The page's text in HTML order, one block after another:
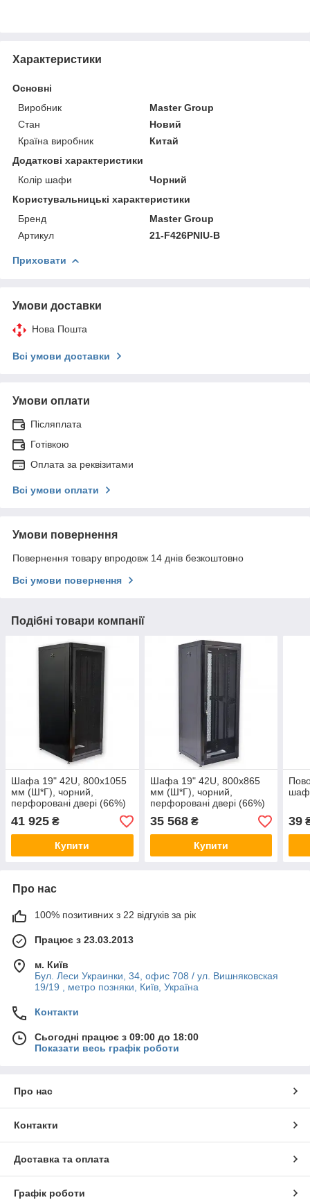
Характеристики
Основні
Виробник
Master Group
Стан
Новий
Країна виробник
Китай
Додаткові характеристики
Колір шафи
Чорний
Користувальницькі характеристики
Бренд
Master Group
Артикул
21-F426PNIU-B
Приховати
Умови доставки
Нова Пошта
Всі умови доставки
Умови оплати
Післяплата
Готівкою
Оплата за реквізитами
Всі умови оплати
Умови повернення
Повернення товару впродовж 14 днів безкоштовно
Всі умови повернення
Подібні товари компанії
Шафа 19" 42U, 800х1055
мм (Ш*Г), чорний,
перфоровані двері (66%)
41 925 ₴
Купити
Шафа 19" 42U, 800х865
мм (Ш*Г), чорний,
перфоровані двері (66%)
35 568₴
Купити
39
Про нас
100% позитивних з 22 відгуків за рік
Працює з 23.03.2013
м. Київ
Бул. Леси Украинки, 34, офис 708 / ул. Вишняковская
19/19 , метро позняки, Київ, Україна
Контакти
Сьогодні працює з 09:00 до 18:00
Показати весь графік роботи
Про нас
Контакти
Доставка та оплата
Графік роботи